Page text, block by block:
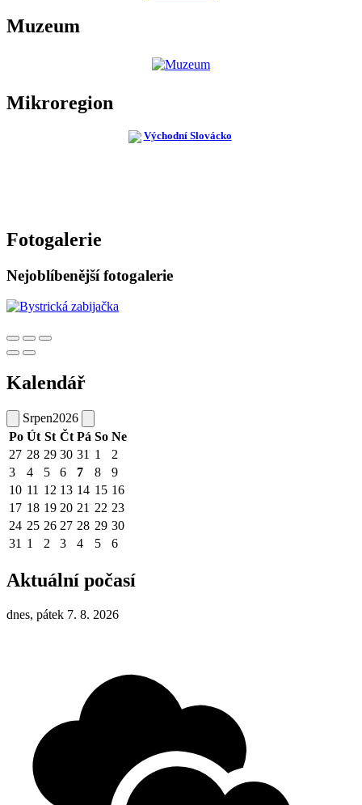
Muzeum
Mikroregion
Fotogalerie
Nejoblíbenější fotogalerie
Kalendář
Srpen2026
Po Út St Čt Pá So Ne
27 28 29 30 31 1
2
3
4 5 6 7 8
9
10 11 12 13 14 15 16
17 18 19 20 21 22 23
24 25 26 27 28 29 30
31 1 2 3 4 5 6
Aktuální počasí
dnes, pátek 7. 8. 2026